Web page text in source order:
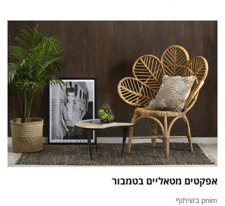
אפקטים מטאליים בטמבור
pnim בשיתוף